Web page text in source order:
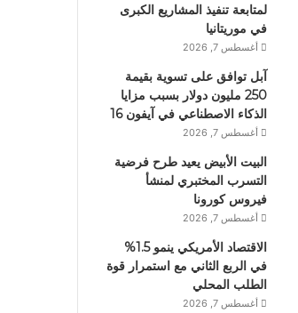
لمتابعة تنفيذ المشاريع الكبرى
في موريتانيا
أغسطس 7, 2026
آبل توافق على تسوية بقيمة
250 مليون دولار بسبب مزايا
الذكاء الاصطناعي في آيفون 16
أغسطس 7, 2026
البيت الأبيض يعيد طرح فرضية
التسرب المختبري لمنشأ
فيروس كورونا
أغسطس 7, 2026
الاقتصاد الأمريكي ينمو 1.5%
في الربع الثاني مع استمرار قوة
الطلب المحلي
أغسطس 7, 2026